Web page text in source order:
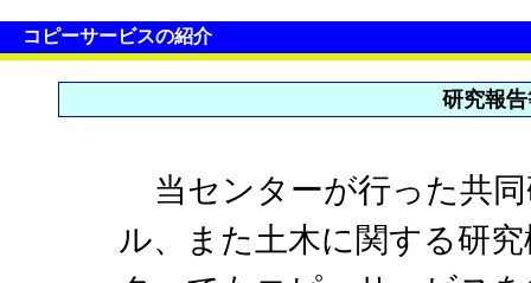
コピーサービスの紹介
研究報
当センターが行った共
ル、また土木に関する研